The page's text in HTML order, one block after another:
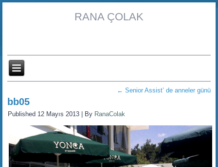
RANA ÇOLAK
← Senior Assist’ de anneler günü
bb05
Published 12 Mayıs 2013 By RanaColak